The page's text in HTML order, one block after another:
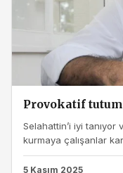
Provokatif
Selahattin’i iyi
kurmaya çalışanlar
5 Kasım 2025